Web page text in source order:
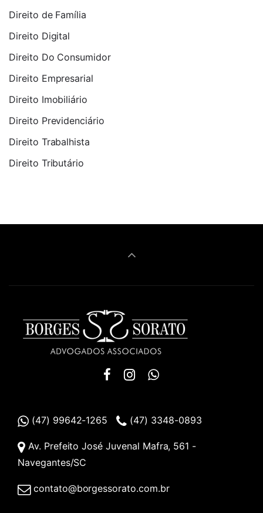
Direito de Família
Direito Digital
Direito Do Consumidor
Direito Empresarial
Direito Imobiliário
Direito Previdenciário
Direito Trabalhista
Direito Tributário
(47) 99642-1265 (47) 3348-0893
Av. Prefeito José Juvenal Mafra, 561 -
Navegantes/SC
contato@borgessorato.com.br